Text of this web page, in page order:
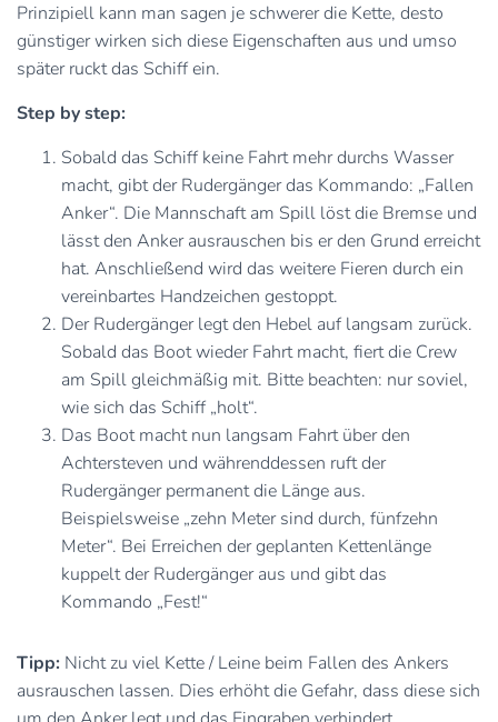
Prinzipiell kann man sagen je schwerer die Kette, desto
günstiger wirken sich diese Eigenschaften aus und umso
später ruckt das Schiff ein.
Step by step:
Sobald das Schiff keine Fahrt mehr durchs Wasser
macht, gibt der Rudergänger das Kommando: „Fallen
Anker“. Die Mannschaft am Spill löst die Bremse und
lässt den Anker ausrauschen bis er den Grund erreicht
hat. Anschließend wird das weitere Fieren durch ein
vereinbartes Handzeichen gestoppt.
Der Rudergänger legt den Hebel auf langsam zurück.
Sobald das Boot wieder Fahrt macht, fiert die Crew
am Spill gleichmäßig mit. Bitte beachten: nur soviel,
wie sich das Schiff „holt“.
Das Boot macht nun langsam Fahrt über den
Achtersteven und währenddessen ruft der
Rudergänger permanent die Länge aus.
Beispielsweise „zehn Meter sind durch, fünfzehn
Meter“. Bei Erreichen der geplanten Kettenlänge
kuppelt der Rudergänger aus und gibt das
Kommando „Fest!“
Tipp: Nicht zu viel Kette / Leine beim Fallen des Ankers
ausrauschen lassen. Dies erhöht die Gefahr, dass diese sich